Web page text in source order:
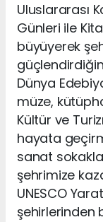
Uluslararası
Günleri ile
büyüyerek
Dünya
müze,
Kültür ve
hayata
sanat
şehrimize
UNESCO
şehirlerinden